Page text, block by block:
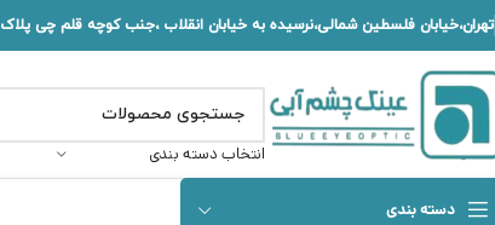
تهران،خیابان فلسطین شمالی،نرسیده به خیابان انقلاب ،جنب کوچه قلم چی پلاک ۳۳۲
انتخاب دسته بندی
دسته بندی